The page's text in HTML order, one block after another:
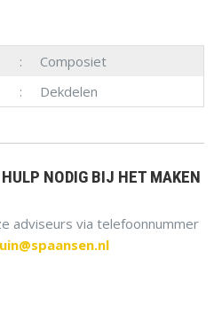
Composiet
Dekdelen
NODIG BIJ HET MAKEN
adviseurs via telefoonnummer